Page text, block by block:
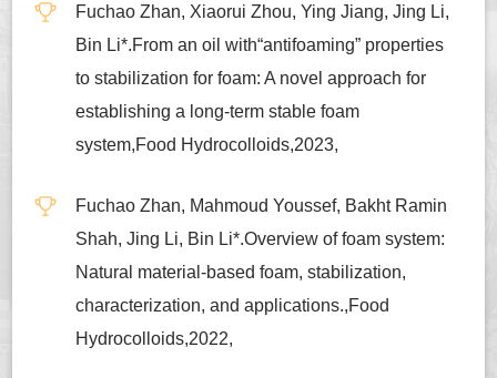
Fuchao Zhan, Xiaorui Zhou, Ying Jiang, Jing Li,
Bin Li*.From an oil with“antifoaming” properties
to stabilization for foam: A novel approach for
establishing a long-term stable foam
system,Food Hydrocolloids,2023,
Fuchao Zhan, Mahmoud Youssef, Bakht Ramin
Shah, Jing Li, Bin Li*.Overview of foam system:
Natural material-based foam, stabilization,
characterization, and applications.,Food
Hydrocolloids,2022,